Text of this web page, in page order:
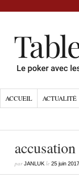
ACCUEIL ACTUALITÉ
parJANLUK le 25 juin 2017